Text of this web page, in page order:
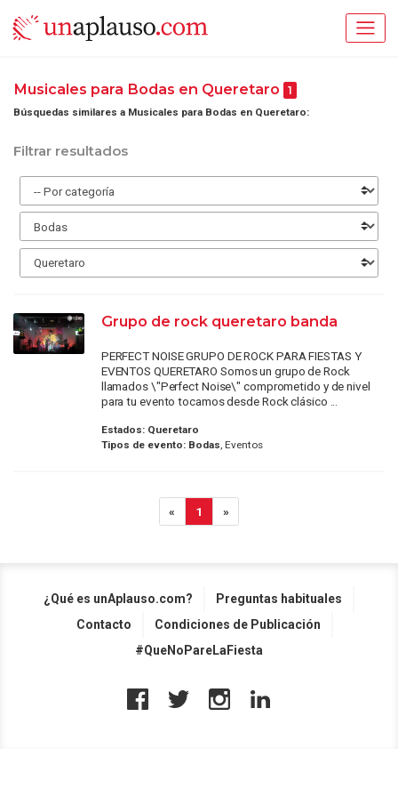
Musicales para Bodas en Queretaro 1
Búsquedas similares a Musicales para Bodas en Queretaro:
Filtrar resultados
Grupo de rock queretaro banda
PERFECT NOISE GRUPO DE ROCK PARA FIESTAS Y
EVENTOS QUERETARO Somos un grupo de Rock
llamados \"Perfect Noise\" comprometido y de nivel
para tu evento tocamos desde Rock clásico ...
Estados: Queretaro
Tipos de evento: Bodas, Eventos
« 1 »
¿Qué es unAplauso.com?
Preguntas habituales
Contacto
Condiciones de Publicación
#QueNoPareLaFiesta